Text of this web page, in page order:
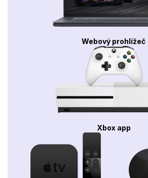
Webový prohlížeč
Xbox app